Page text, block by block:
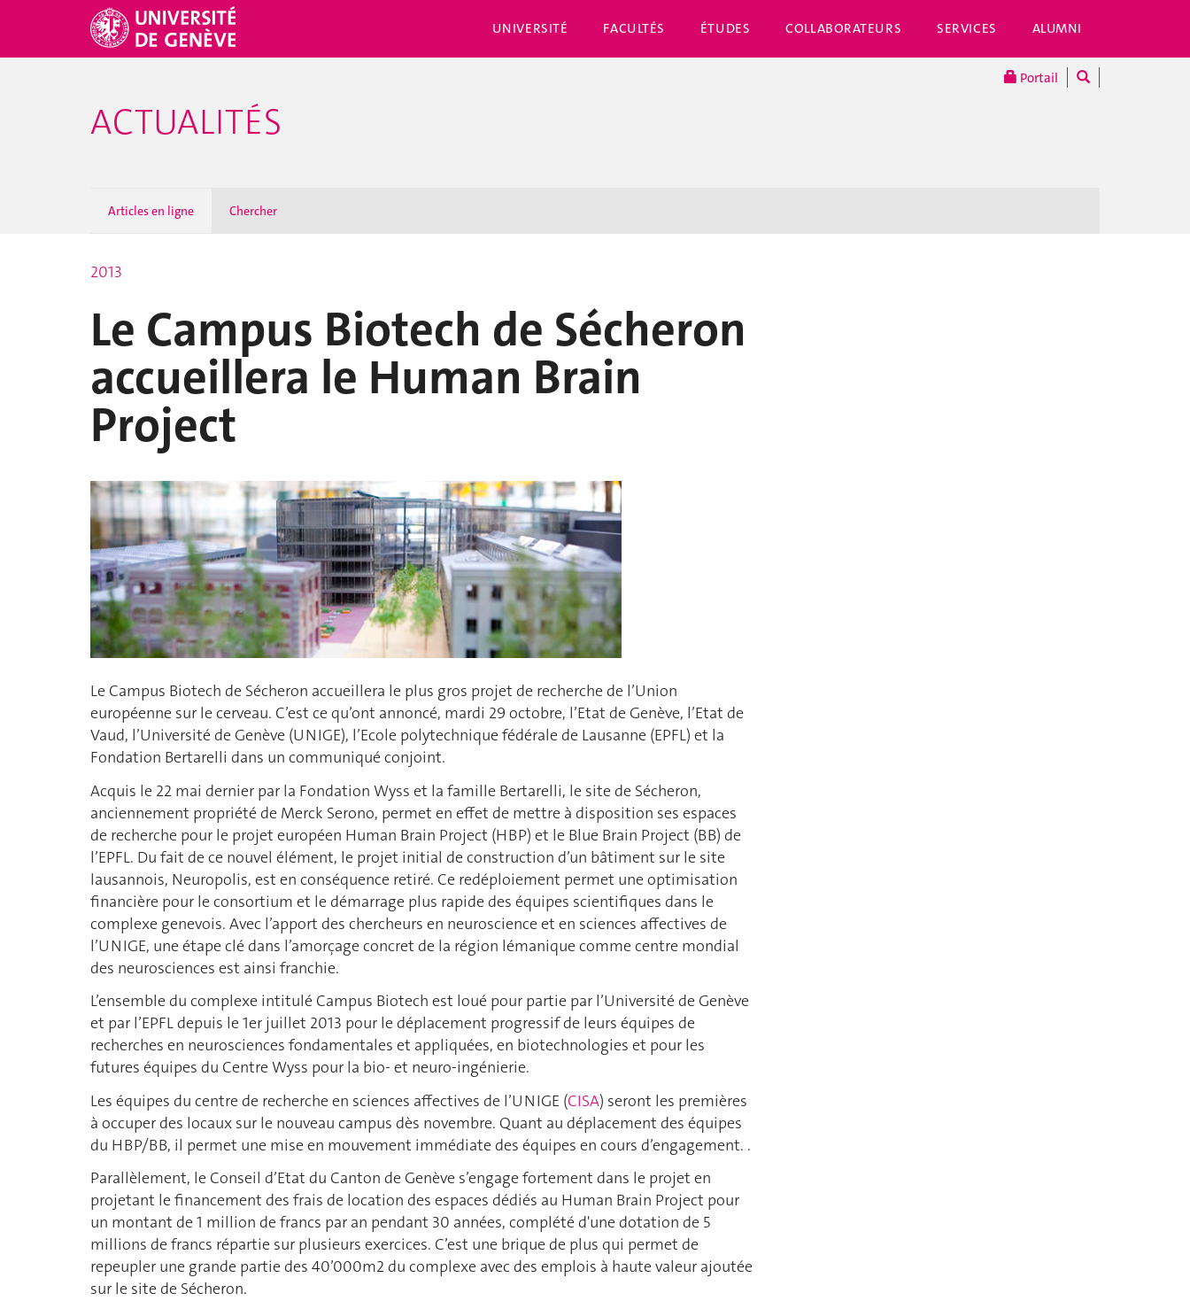
UNIVERSITÉ FACULTÉS ÉTUDES COLLABORATEURS SERVICES ALUMNI
Portail
ACTUALITÉS
Articles en ligne Chercher
2013
Le Campus Biotech de Sécheron
accueillera le Human Brain
Project
Le Campus Biotech de Sécheron accueillera le plus gros projet de recherche de l’Union
européenne sur le cerveau. C’est ce qu’ont annoncé, mardi 29 octobre, l’Etat de Genève, l’Etat de
Vaud, l’Université de Genève (UNIGE), l’Ecole polytechnique fédérale de Lausanne (EPFL) et la
Fondation Bertarelli dans un communiqué conjoint.
Acquis le 22 mai dernier par la Fondation Wyss et la famille Bertarelli, le site de Sécheron,
anciennement propriété de Merck Serono, permet en effet de mettre à disposition ses espaces
de recherche pour le projet européen Human Brain Project (HBP) et le Blue Brain Project (BB) de
l’EPFL. Du fait de ce nouvel élément, le projet initial de construction d’un bâtiment sur le site
lausannois, Neuropolis, est en conséquence retiré. Ce redéploiement permet une optimisation
financière pour le consortium et le démarrage plus rapide des équipes scientifiques dans le
complexe genevois. Avec l’apport des chercheurs en neuroscience et en sciences affectives de
l’UNIGE, une étape clé dans l’amorçage concret de la région lémanique comme centre mondial
des neurosciences est ainsi franchie.
L’ensemble du complexe intitulé Campus Biotech est loué pour partie par l’Université de Genève
et par l’EPFL depuis le 1er juillet 2013 pour le déplacement progressif de leurs équipes de
recherches en neurosciences fondamentales et appliquées, en biotechnologies et pour les
futures équipes du Centre Wyss pour la bio- et neuro-ingénierie.
Les équipes du centre de recherche en sciences affectives de l’UNIGE (CISA) seront les premières
à occuper des locaux sur le nouveau campus dès novembre. Quant au déplacement des équipes
du HBP/BB, il permet une mise en mouvement immédiate des équipes en cours d’engagement. .
Parallèlement, le Conseil d’Etat du Canton de Genève s’engage fortement dans le projet en
projetant le financement des frais de location des espaces dédiés au Human Brain Project pour
un montant de 1 million de francs par an pendant 30 années, complété d'une dotation de 5
millions de francs répartie sur plusieurs exercices. C’est une brique de plus qui permet de
repeupler une grande partie des 40’000m2 du complexe avec des emplois à haute valeur ajoutée
sur le site de Sécheron.